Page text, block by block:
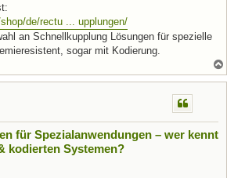
de/rectu ... upplungen/
an Schnellkupplung Lösungen für spezielle
sogar mit Kodierung.
für Spezialanwendungen – wer kennt
kodierten Systemen?